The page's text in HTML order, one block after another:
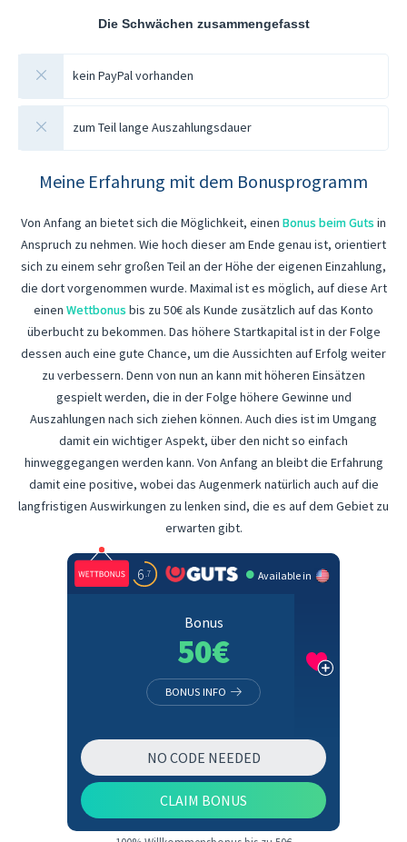
Die Schwächen zusammengefasst
kein PayPal vorhanden
zum Teil lange Auszahlungsdauer
Meine Erfahrung mit dem Bonusprogramm
Von Anfang an bietet sich die Möglichkeit, einen Bonus beim Guts in
Anspruch zu nehmen. Wie hoch dieser am Ende genau ist, orientiert
sich zu einem sehr großen Teil an der Höhe der eigenen Einzahlung,
die dort vorgenommen wurde. Maximal ist es möglich, auf diese Art
einen Wettbonus bis zu 50€ als Kunde zusätzlich auf das Konto
überbucht zu bekommen. Das höhere Startkapital ist in der Folge
dessen auch eine gute Chance, um die Aussichten auf Erfolg weiter
zu verbessern. Denn von nun an kann mit höheren Einsätzen
gespielt werden, die in der Folge höhere Gewinne und
Auszahlungen nach sich ziehen können. Auch dies ist im Umgang
damit ein wichtiger Aspekt, über den nicht so einfach
hinweggegangen werden kann. Von Anfang an bleibt die Erfahrung
damit eine positive, wobei das Augenmerk natürlich auch auf die
langfristigen Auswirkungen zu lenken sind, die es auf dem Gebiet zu
erwarten gibt.
6.7 • Available in
Bonus
50€
BONUS INFO
NO CODE NEEDED
CLAIM BONUS